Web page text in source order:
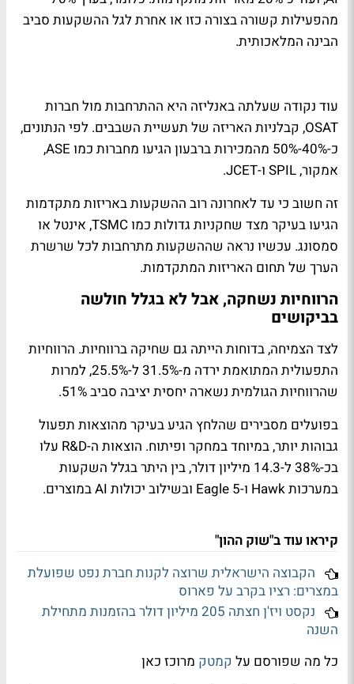
מהפעילות קשורה בצורה כזו או אחרת לגל ההשקעות סביב
הבינה המלאכותית.
עוד נקודה שעלתה באנליזה היא ההתרחבות מול חברות
OSAT, קבלניות האריזה של תעשיית השבבים. לפי הנתונים,
כ-40%-50% מהמכירות ברבעון הגיעו מחברות כמו ASE,
אמקור, SPIL ו-JCET.
זה חשוב כי עד לאחרונה רוב ההשקעות באריזות מתקדמות
הגיעו בעיקר מצד שחקניות גדולות כמו TSMC, אינטל או
סמסונג. עכשיו נראה שההשקעות מתרחבות לכל שרשרת
הערך של תחום האריזות המתקדמות.
הרווחיות נשחקה, אבל לא בגלל חולשה
בביקושים
לצד הצמיחה, בדוחות הייתה גם שחיקה ברווחיות. הרווחיות
התפעולית המתואמת ירדה מ-31.5% ל-25.5%, למרות
שהרווחיות הגולמית נשארה יחסית יציבה סביב 51%.
בפועלים מסבירים שהלחץ הגיע בעיקר מהוצאות תפעול
גבוהות יותר, במיוחד במחקר ופיתוח. הוצאות ה-R&D עלו
בכ-38% ל-14.3 מיליון דולר, בין היתר בגלל השקעות
במערכות Hawk ו-Eagle 5 ובשילוב יכולות AI במוצרים.
קיראו עוד ב"שוק ההון"
הקבוצה הישראלית שרוצה לקנות חברת נפט שפועלת
במצרים: רציו בקרב על פארוס
נקסט ויז'ן חצתה 205 מיליון דולר בהזמנות מתחילת
השנה
כל מה שפורסם על קמטק מרוכז כאן